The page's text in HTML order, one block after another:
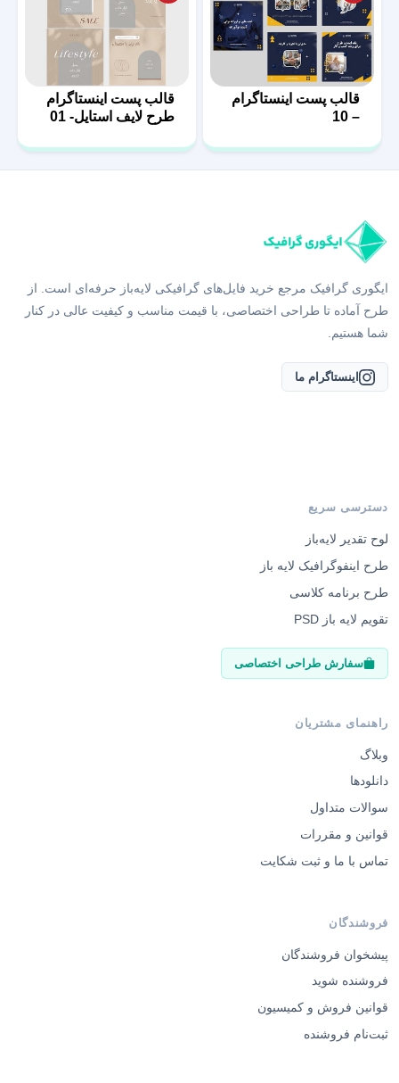
قالب پست اینستاگرام
– 10
قالب پست اینستاگرام
طرح لایف استایل- 01
ایگوری گرافیک مرجع خرید فایل‌های گرافیکی لایه‌باز حرفه‌ای است. از
طرح آماده تا طراحی اختصاصی، با قیمت مناسب و کیفیت عالی در کنار
شما هستیم.
اینستاگرام ما
دسترسی سریع
لوح تقدیر لایه‌باز
طرح اینفوگرافیک لایه باز
طرح برنامه کلاسی
تقویم لایه باز PSD
سفارش طراحی اختصاصی
راهنمای مشتریان
وبلاگ
دانلودها
سوالات متداول
قوانین و مقررات
تماس با ما و ثبت شکایت
فروشندگان
پیشخوان فروشندگان
فروشنده شوید
قوانین فروش و کمیسیون
ثبت‌نام فروشنده